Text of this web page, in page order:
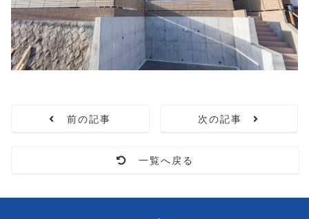
前の記事
一覧へ戻る
次の記事